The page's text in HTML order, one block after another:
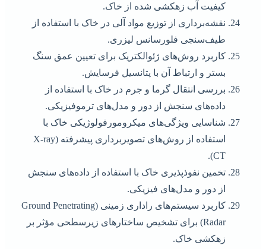
کیفیت آب زهکشی شده از خاک.
نقشه‌برداری از توزیع مواد آلی در خاک با استفاده از
طیف‌سنجی فلورسانس لیزری.
کاربرد روش‌های ژئوالکتریک برای تعیین عمق سنگ
بستر و ارتباط آن با پتانسیل فرسایش.
بررسی انتقال گرما و جرم در خاک با استفاده از
داده‌های سنجش از دور و مدل‌های ترموفیزیکی.
شناسایی ویژگی‌های میکرومورفولوژیکی خاک با
استفاده از روش‌های تصویربرداری پیشرفته (X-ray
CT).
تخمین نفوذپذیری خاک با استفاده از داده‌های سنجش
از دور و مدل‌های فیزیکی.
کاربرد سیستم‌های راداری زمینی (Ground Penetrating
Radar) برای تشخیص ساختارهای زیرسطحی مؤثر بر
زهکشی خاک.